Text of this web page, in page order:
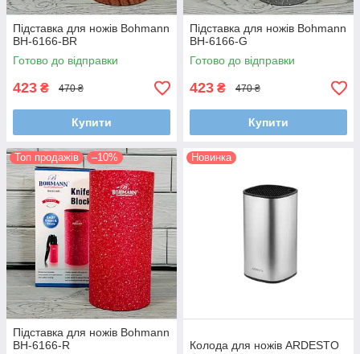
Підставка для ножів Bohmann
BH-6166-BR
Готово до відправки
423 ₴ 470 ₴
Купити
Підставка для ножів Bohmann
BH-6166-G
Готово до відправки
423 ₴ 470 ₴
Купити
Топ продажів –10%
Підставка для ножів Bohmann
BH-6166-R
Новинка
Колода для ножів ARDESTO